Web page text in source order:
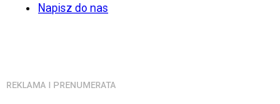
Napisz do nas
REKLAMA I PRENUMERATA